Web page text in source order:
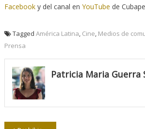
Facebooky del canal en YouTube de
Tagged América Latina, Cine, Medios de
Prensa
Patricia Maria Guerra